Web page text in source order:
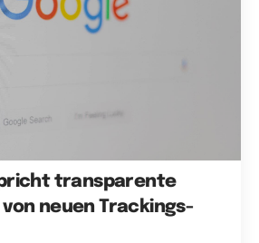
transparente
neuen Trackings-